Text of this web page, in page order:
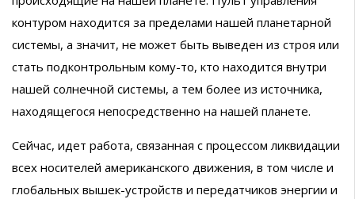
контуром находится за пределами нашей планетарной
системы, а значит, не может быть выведен из строя или
стать подконтрольным кому-то, кто находится внутри
нашей солнечной системы, а тем более из источника,
находящегося непосредственно на нашей планете.
Сейчас, идет работа, связанная с процессом ликвидации
всех носителей американского движения, в том числе и
глобальных вышек-устройств и передатчиков энергии и